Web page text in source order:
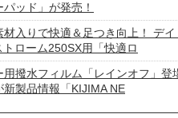
パッド」が発売！
材入りで快適＆足つき向上！ デ
トローム250SX用「快適ロ
用撥水フィルム「レインオフ」登
新製品情報「KIJIMA NE